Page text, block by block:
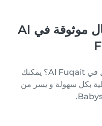
ابحث عن جليسة أطفال موثوقة في Al
هل أنت بحاجة إلى جليسة أطفال في Al Fuqait؟ يمكنك
بكل سهولة و يسر من